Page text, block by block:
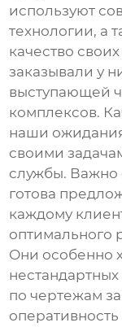
используют
технологии, а
качество
заказывали у
выступающей
комплексов.
наши
своими
службы. Важно
готова
каждому
оптимального
Они особенно
нестандартных
по чертежам